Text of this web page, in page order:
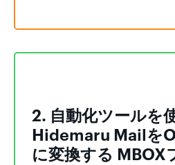
2. 自動化ツールを
Hidemaru Mailを
に変換する MBOX